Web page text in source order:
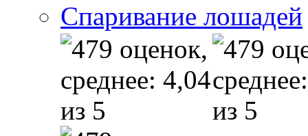
Спаривание лошадей